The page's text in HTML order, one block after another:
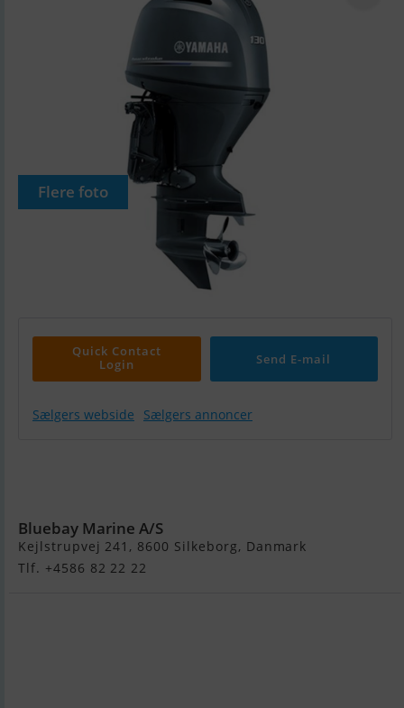
Flere foto
Quick Contact
Login
Send E-mail
Sælgers webside Sælgers annoncer
Bluebay Marine A/S
Kejlstrupvej 241, 8600 Silkeborg, Danmark
Tlf. +4586 82 22 22